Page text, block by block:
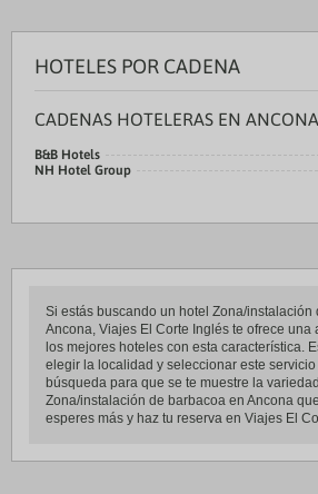
HOTELES POR CADENA
CADENAS HOTELERAS EN ANCONA
B&B Hotels
NH Hotel Group
Si estás buscando un hotel Zona/instalación
Ancona, Viajes El Corte Inglés te ofrece una
los mejores hoteles con esta característica.
elegir la localidad y seleccionar este
búsqueda para que se te muestre la
Zona/instalación de barbacoa en Ancona
esperes más y haz tu reserva en Viajes El